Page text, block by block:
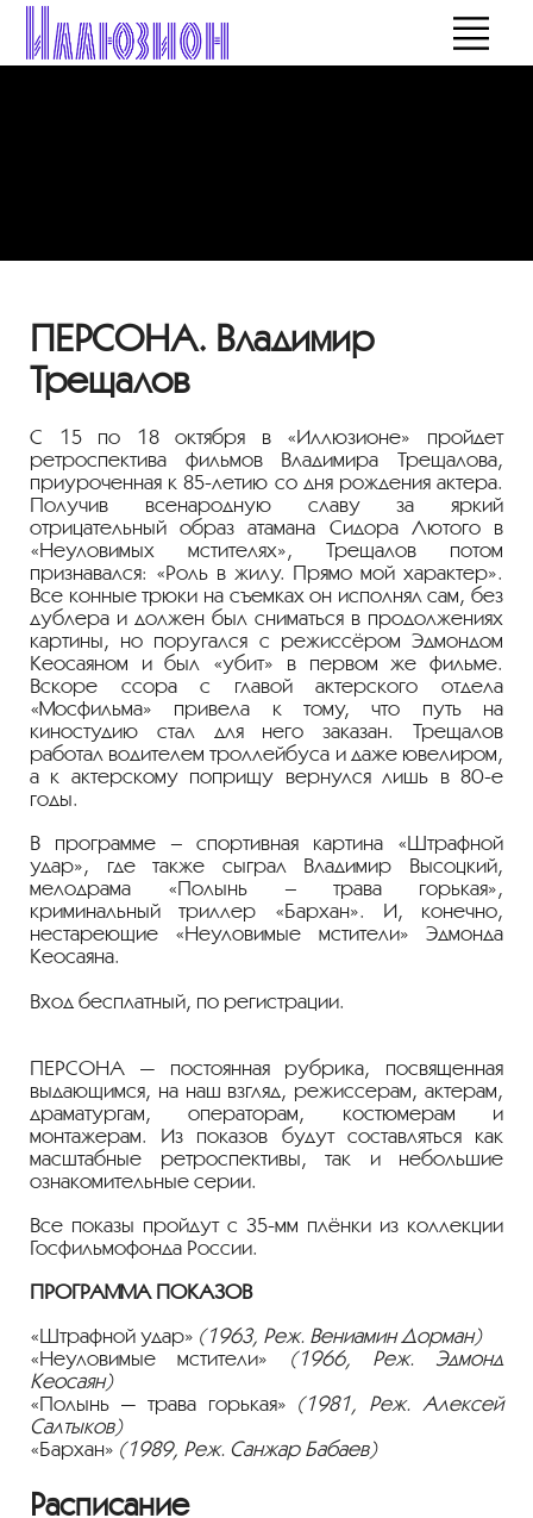
ПЕРСОНА. Владимир
Трещалов
С 15 по 18 октября в «Иллюзионе» пройдет
ретроспектива фильмов Владимира Трещалова,
приуроченная к 85-летию со дня рождения актера.
Получив всенародную славу за яркий
отрицательный образ атамана Сидора Лютого в
«Неуловимых мстителях», Трещалов потом
признавался: «Роль в жилу. Прямо мой характер».
Все конные трюки на съемках он исполнял сам, без
дублера и должен был сниматься в продолжениях
картины, но поругался с режиссёром Эдмондом
Кеосаяном и был «убит» в первом же фильме.
Вскоре ссора с главой актерского отдела
«Мосфильма» привела к тому, что путь на
киностудию стал для него заказан. Трещалов
работал водителем троллейбуса и даже ювелиром,
а к актерскому поприщу вернулся лишь в 80-е
годы.
В программе – спортивная картина «Штрафной
удар», где также сыграл Владимир Высоцкий,
мелодрама «Полынь – трава горькая»,
криминальный триллер «Бархан». И, конечно,
нестареющие «Неуловимые мстители» Эдмонда
Кеосаяна.
Вход бесплатный, по регистрации.
ПЕРСОНА — постоянная рубрика, посвященная
выдающимся, на наш взгляд, режиссерам, актерам,
драматургам, операторам, костюмерам и
монтажерам. Из показов будут составляться как
масштабные ретроспективы, так и небольшие
ознакомительные серии.
Все показы пройдут с 35-мм плёнки из коллекции
Госфильмофонда России.
ПРОГРАММА ПОКАЗОВ
«Штрафной удар» (1963, Реж. Вениамин Дорман)
«Неуловимые мстители» (1966, Реж. Эдмонд
Кеосаян)
«Полынь — трава горькая» (1981, Реж. Алексей
Салтыков)
«Бархан» (1989, Реж. Санжар Бабаев)
Расписание